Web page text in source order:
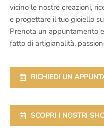
vicino le nostre creazioni,
e progettare il tuo gioiello
Prenota un appuntamento
fatto di artigianalità,
RICHIEDI UN
SCOPRI I NOSTRI